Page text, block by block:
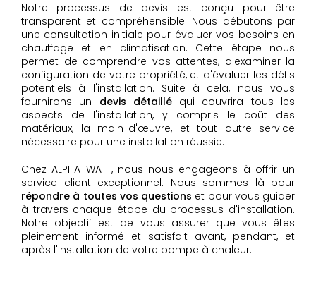
Notre processus de devis est conçu pour être
transparent et compréhensible. Nous débutons par
une consultation initiale pour évaluer vos besoins en
chauffage et en climatisation. Cette étape nous
permet de comprendre vos attentes, d'examiner la
configuration de votre propriété, et d'évaluer les défis
potentiels à l'installation. Suite à cela, nous vous
fournirons un devis détailléqui couvrira tous les
aspects de l'installation, y compris le coût des
matériaux, la main-d'œuvre, et tout autre service
nécessaire pour une installation réussie.
Chez ALPHA WATT, nous nous engageons à offrir un
service client exceptionnel. Nous sommes là pour
répondre à toutes vos questions et pour vous guider
à travers chaque étape du processus d'installation.
Notre objectif est de vous assurer que vous êtes
pleinement informé et satisfait avant, pendant, et
après l'installation de votre pompe à chaleur.